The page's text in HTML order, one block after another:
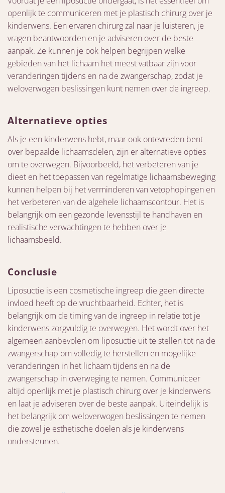
openlijk te communiceren met je plastisch chirurg over je
kinderwens. Een ervaren chirurg zal naar je luisteren, je
vragen beantwoorden en je adviseren over de beste
aanpak. Ze kunnen je ook helpen begrijpen welke
gebieden van het lichaam het meest vatbaar zijn voor
veranderingen tijdens en na de zwangerschap, zodat je
weloverwogen beslissingen kunt nemen over de ingreep.
Alternatieve opties
Als je een kinderwens hebt, maar ook ontevreden bent
over bepaalde lichaamsdelen, zijn er alternatieve opties
om te overwegen. Bijvoorbeeld, het verbeteren van je
dieet en het toepassen van regelmatige lichaamsbeweging
kunnen helpen bij het verminderen van vetophopingen en
het verbeteren van de algehele lichaamscontour. Het is
belangrijk om een gezonde levensstijl te handhaven en
realistische verwachtingen te hebben over je
lichaamsbeeld.
Conclusie
Liposuctie is een cosmetische ingreep die geen directe
invloed heeft op de vruchtbaarheid. Echter, het is
belangrijk om de timing van de ingreep in relatie tot je
kinderwens zorgvuldig te overwegen. Het wordt over het
algemeen aanbevolen om liposuctie uit te stellen tot na de
zwangerschap om volledig te herstellen en mogelijke
veranderingen in het lichaam tijdens en na de
zwangerschap in overweging te nemen. Communiceer
altijd openlijk met je plastisch chirurg over je kinderwens
en laat je adviseren over de beste aanpak. Uiteindelijk is
het belangrijk om weloverwogen beslissingen te nemen
die zowel je esthetische doelen als je kinderwens
ondersteunen.